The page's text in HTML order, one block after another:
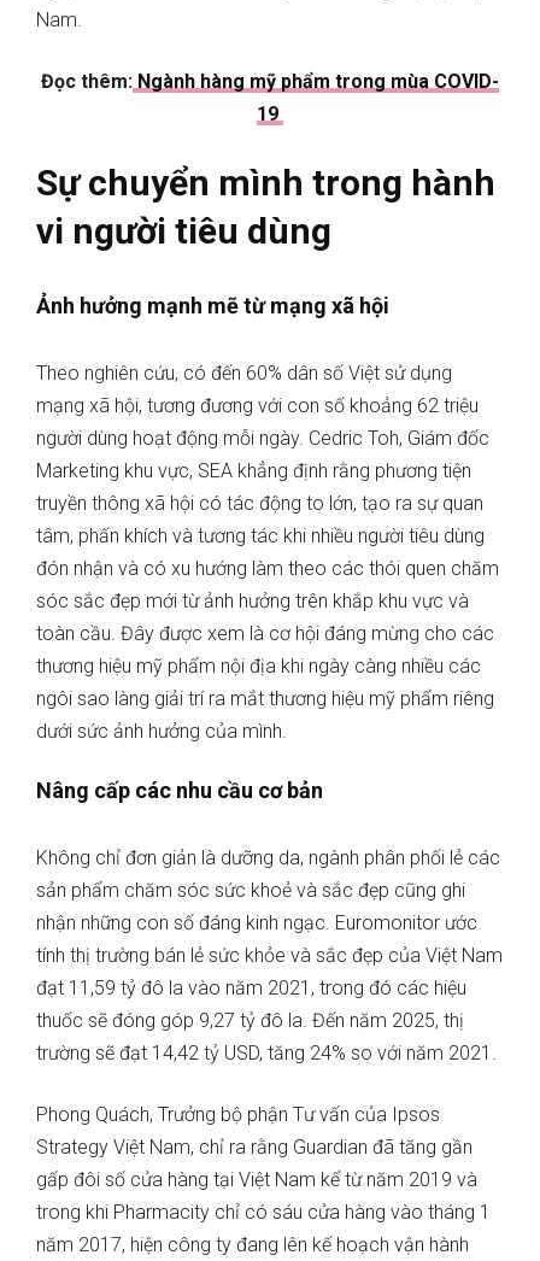
Nam.
Đọc thêm: Ngành hàng mỹ phẩm trong mùa COVID-
19
Sự chuyển mình trong hành
vi người tiêu dùng
Ảnh hưởng mạnh mẽ từ mạng xã hội
Theo nghiên cứu, có đến 60% dân số Việt sử dụng
mạng xã hội, tương đương với con số khoảng 62 triệu
người dùng hoạt động mỗi ngày. Cedric Toh, Giám đốc
Marketing khu vực, SEA khẳng định rằng phương tiện
truyền thông xã hội có tác động to lớn, tạo ra sự quan
tâm, phấn khích và tương tác khi nhiều người tiêu dùng
đón nhận và có xu hướng làm theo các thói quen chăm
sóc sắc đẹp mới từ ảnh hưởng trên khắp khu vực và
toàn cầu. Đây được xem là cơ hội đáng mừng cho các
thương hiệu mỹ phẩm nội địa khi ngày càng nhiều các
ngôi sao làng giải trí ra mắt thương hiệu mỹ phẩm riêng
dưới sức ảnh hưởng của mình.
Nâng cấp các nhu cầu cơ bản
Không chỉ đơn giản là dưỡng da, ngành phân phối lẻ các
sản phẩm chăm sóc sức khoẻ và sắc đẹp cũng ghi
nhận những con số đáng kinh ngạc. Euromonitor ước
tính thị trường bán lẻ sức khỏe và sắc đẹp của Việt Nam
đạt 11,59 tỷ đô la vào năm 2021, trong đó các hiệu
thuốc sẽ đóng góp 9,27 tỷ đô la. Đến năm 2025, thị
trường sẽ đạt 14,42 tỷ USD, tăng 24% so với năm 2021.
Phong Quách, Trưởng bộ phận Tư vấn của Ipsos
Strategy Việt Nam, chỉ ra rằng Guardian đã tăng gần
gấp đôi số cửa hàng tại Việt Nam kể từ năm 2019 và
trong khi Pharmacity chỉ có sáu cửa hàng vào tháng 1
năm 2017, hiện công ty đang lên kế hoạch vận hành